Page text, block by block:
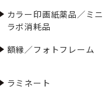
カラー印画紙薬品／ミニ
ラボ消耗品
額縁／フォトフレーム
ラミネート